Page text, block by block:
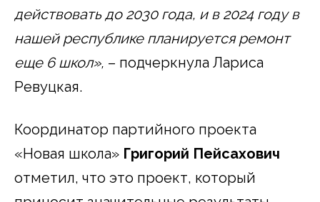
действовать до 2030 года, и в 2024 году в
нашей республике планируется ремонт
еще 6 школ», – подчеркнула Лариса
Ревуцкая.
Координатор партийного проекта
«Новая школа» Григорий Пейсахович
отметил, что это проект, который